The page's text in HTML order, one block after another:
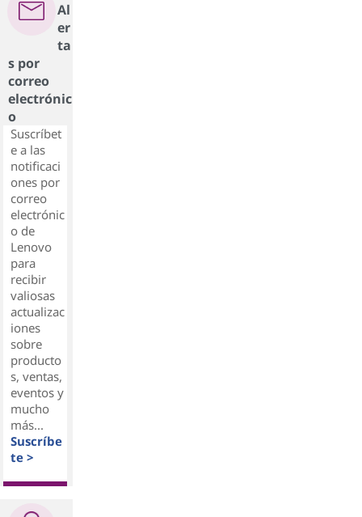
Al
er
ta
s por
correo
electrónic
o
Suscríbet
e a las
notificaci
ones por
correo
electrónic
o de
Lenovo
para
recibir
valiosas
actualizac
iones
sobre
producto
s, ventas,
eventos y
mucho
más...
Suscríbe
te >